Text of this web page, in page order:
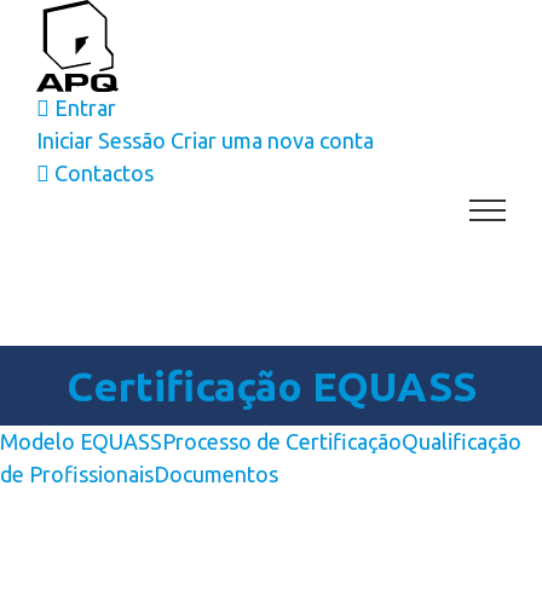
content
Entrar
Iniciar Sessão Criar uma nova conta
Contactos
Certificação EQUASS
Modelo EQUASSProcesso de CertificaçãoQualificação
de ProfissionaisDocumentos